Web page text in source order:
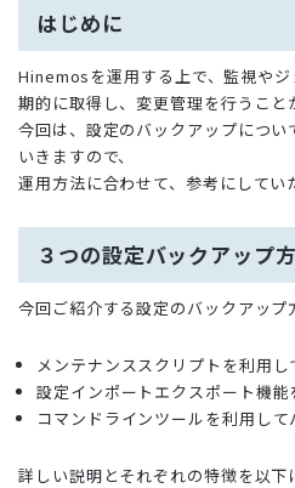
はじめに
Hinemosを運用する上で、監視や
期的に取得し、変更管理を行うこと
今回は、設定のバックアップにつ
いきますので、
運用方法に合わせて、参考にしてい
３つの設定バックアップ
今回ご紹介する設定のバックアップ
メンテナンススクリプトを利用
設定インポートエクスポート機
コマンドラインツールを利用し
詳しい説明とそれぞれの特徴を以下